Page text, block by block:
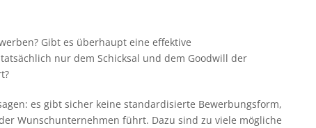
Gibt es überhaupt eine effektive
nur dem Schicksal und dem Goodwill der
es gibt sicher keine standardisierte Bewerbungsform,
Wunschunternehmen führt. Dazu sind zu viele mögliche